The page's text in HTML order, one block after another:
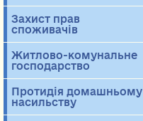
Захист прав
споживачів
Житлово-комунальне
господарство
Протидія домашньому
насильству